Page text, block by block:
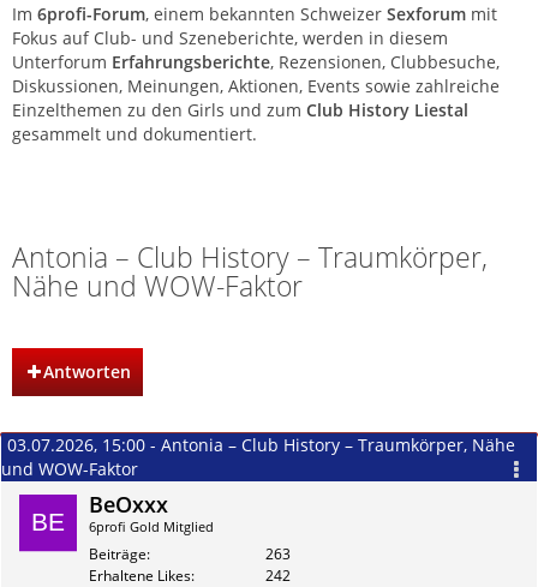
Im 6profi-Forum, einem bekannten Schweizer Sexforum mit
Fokus auf Club- und Szeneberichte, werden in diesem
Unterforum Erfahrungsberichte, Rezensionen, Clubbesuche,
Diskussionen, Meinungen, Aktionen, Events sowie zahlreiche
Einzelthemen zu den Girls und zum Club History Liestal
gesammelt und dokumentiert.
Antonia – Club History – Traumkörper,
Nähe und WOW-Faktor
Antworten
03.07.2026, 15:00 - Antonia – Club History – Traumkörper, Nähe
und WOW-Faktor
BeOxxx
6profi Gold Mitglied
Beiträge
263
Erhaltene Likes
242